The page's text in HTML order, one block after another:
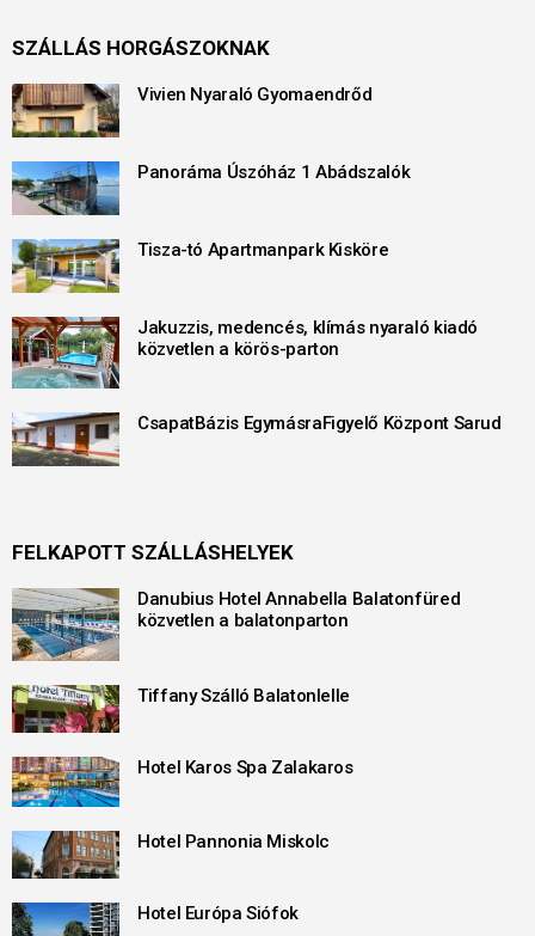
SZÁLLÁS HORGÁSZOKNAK
Vivien Nyaraló Gyomaendrőd
Panoráma Úszóház 1 Abádszalók
Tisza-tó Apartmanpark Kisköre
Jakuzzis, medencés, klímás nyaraló kiadó
közvetlen a körös-parton
CsapatBázis EgymásraFigyelő Központ Sarud
FELKAPOTT SZÁLLÁSHELYEK
Danubius Hotel Annabella Balatonfüred
közvetlen a balatonparton
Tiffany Szálló Balatonlelle
Hotel Karos Spa Zalakaros
Hotel Pannonia Miskolc
Hotel Európa Siófok